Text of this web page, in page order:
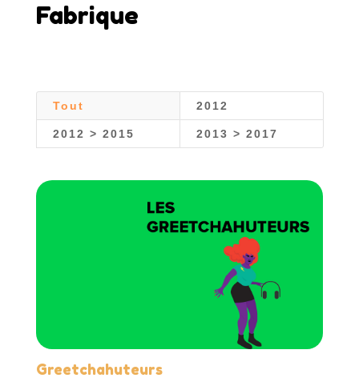
Fabrique
Tout 2012
2012 > 2015 2013 > 2017
Greetchahuteurs